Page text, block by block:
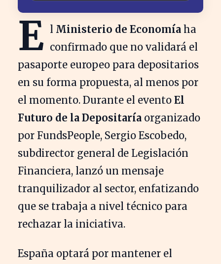
E l Ministerio de Economía ha
confirmado que no validará el
pasaporte europeo para depositarios
en su forma propuesta, al menos por
el momento. Durante el evento El
Futuro de la Depositaría organizado
por FundsPeople, Sergio Escobedo,
subdirector general de Legislación
Financiera, lanzó un mensaje
tranquilizador al sector, enfatizando
que se trabaja a nivel técnico para
rechazar la iniciativa.
España optará por mantener el